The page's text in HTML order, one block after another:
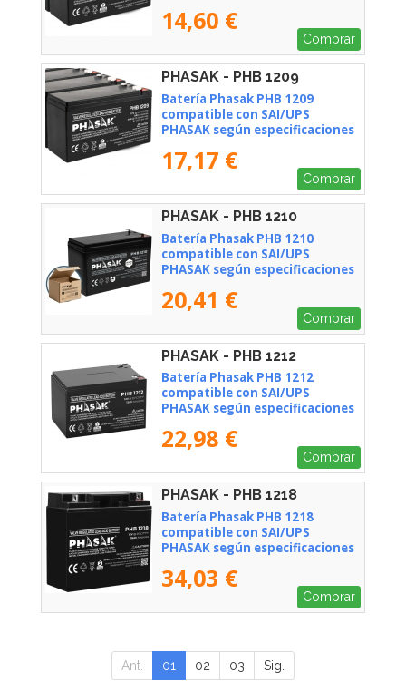
14,60 €
Comprar
PHASAK - PHB 1209
Batería Phasak PHB 1209
compatible con SAI/UPS
PHASAK según especificaciones
17,17 €
Comprar
PHASAK - PHB 1210
Batería Phasak PHB 1210
compatible con SAI/UPS
PHASAK según especificaciones
20,41 €
Comprar
PHASAK - PHB 1212
Batería Phasak PHB 1212
compatible con SAI/UPS
PHASAK según especificaciones
22,98 €
Comprar
PHASAK - PHB 1218
Batería Phasak PHB 1218
compatible con SAI/UPS
PHASAK según especificaciones
34,03 €
Comprar
Ant. 01 02 03 Sig.